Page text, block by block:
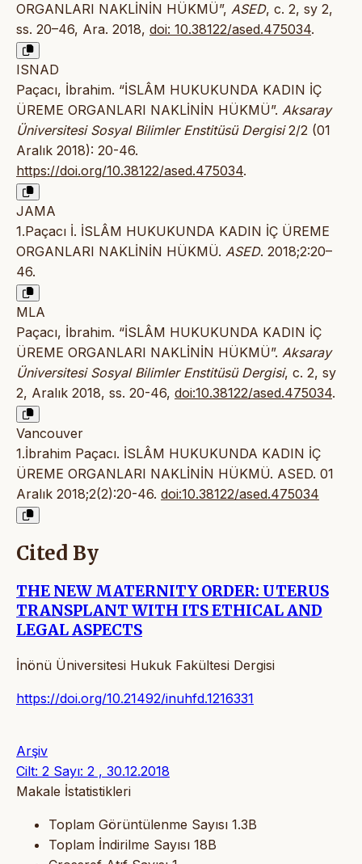
ORGANLARI NAKLİNİN HÜKMÜ”, ASED, c. 2, sy 2,
ss. 20–46, Ara. 2018, doi: 10.38122/ased.475034.
ISNAD
Paçacı, İbrahim. “İSLÂM HUKUKUNDA KADIN İÇ
ÜREME ORGANLARI NAKLİNİN HÜKMÜ”. Aksaray
Üniversitesi Sosyal Bilimler Enstitüsü Dergisi2/2 (01
Aralık 2018): 20-46.
https://doi.org/10.38122/ased.475034.
JAMA
1.Paçacı İ. İSLÂM HUKUKUNDA KADIN İÇ ÜREME
ORGANLARI NAKLİNİN HÜKMÜ. ASED. 2018;2:20–
46.
MLA
Paçacı, İbrahim. “İSLÂM HUKUKUNDA KADIN İÇ
ÜREME ORGANLARI NAKLİNİN HÜKMÜ”. Aksaray
Üniversitesi Sosyal Bilimler Enstitüsü Dergisi, c. 2, sy
2, Aralık 2018, ss. 20-46, doi:10.38122/ased.475034.
Vancouver
1.İbrahim Paçacı. İSLÂM HUKUKUNDA KADIN İÇ
ÜREME ORGANLARI NAKLİNİN HÜKMÜ. ASED. 01
Aralık 2018;2(2):20-46. doi:10.38122/ased.475034
Cited By
THE NEW MATERNITY ORDER: UTERUS
TRANSPLANT WITH ITS ETHICAL AND
LEGAL ASPECTS
İnönü Üniversitesi Hukuk Fakültesi Dergisi
https://doi.org/10.21492/inuhfd.1216331
Arşiv
Cilt: 2 Sayı: 2 , 30.12.2018
Makale İstatistikleri
Toplam Görüntülenme Sayısı 1.3B
Toplam İndirilme Sayısı 18B